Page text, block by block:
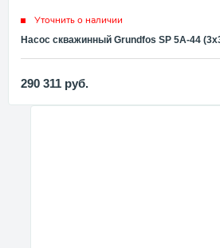
Уточнить о наличии
Насос скважинный Grundfos SP 5A-44
290 311 руб.